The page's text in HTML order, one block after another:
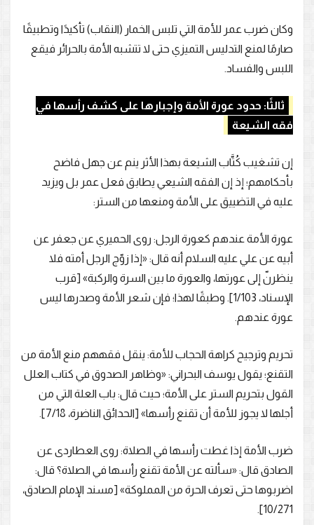
وكان ضرب عمر للأمة التي تلبس الخمار (النقاب) تأكيدًا وتطبيقًا
صارمًا لمنع التدليس التميزي حتى لا تتشبه الأمة بالحرائر فيقع
اللبس والفساد.
ثالثًا: حدود عورة الأمة وإجبارها على كشف رأسها في
فقه الشيعة
إن تشغيب كُتَّاب الشيعة بهذا الأثر ينم عن جهل فاضح
بأحكامهم؛ إذ إن الفقه الشيعي يطابق فعل عمر بل ويزيد
عليه في التضييق على الأمة ومنعها من الستر:
عورة الأمة عندهم كعورة الرجل: روى الحميري عن جعفر عن
أبيه عن علي عليه السلام أنه قال: «إذا زوّج الرجل أمته فلا
ينظرنّ إلى عورتها، والعورة ما بين السرة والركبة» [قرب
الإسناد، 1/103]. وطبقًا لهذا؛ فإن شعر الأمة وصدرها ليس
عورة عندهم.
تحريم وترجيح كراهة الحجاب للأمة: ينقل فقههم منع الأمة من
التقنع؛ يقول يوسف البحراني: «وظاهر الصدوق في كتاب العلل
القول بتحريم الستر على الأمة؛ حيث قال: باب العلة التي من
أجلها لا يجوز للأمة أن تقنع رأسها» [الحدائق الناضرة، 7/18].
ضرب الأمة إذا غطت رأسها في الصلاة: روى العطاردى عن
الصادق قال: «سألته عن الأمة تقنع رأسها في الصلاة؟ قال:
اضربوها حتى تعرف الحرة من المملوكة» [مسند الإمام الصادق،
10/271].